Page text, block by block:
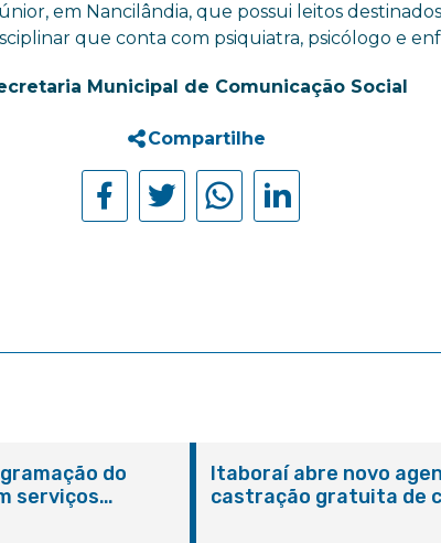
em Nancilândia, que possui leitos
que conta com psiquiatra, psicólogo e
Municipal de Comunicação Social
Compartilhe
do
serviços
Itaboraí abre novo
castração gratuita de